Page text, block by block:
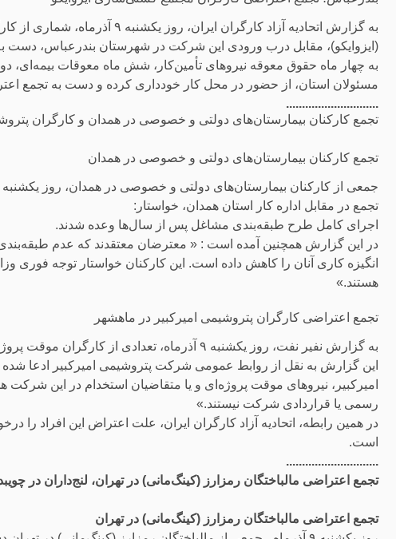
به گزارش اتحادیه آزاد کارگران
(ایزوایکو)، مقابل درب ورودی این شرکت در شهرستان بندرعباس، دست
به چهار ماه حقوق معوقه نیروهای تأمین‌کار، شش ماه معوقات بیمه‌ای،
مسئولان استان، از حضور در محل کار خودداری کرده و دست به تجمع
.............................
تجمع کارکنان بیمارستان‌های دولتی و خصوصی در همدان و کارگران
تجمع کارکنان بیمارستان‌های دولتی و خصوصی در همدان
تجمع در مقابل اداره کار استان همدان، خواستار:
اجرای کامل طرح طبقه‌بندی مشاغل پس از سال‌ها وعده شدند.
در این گزارش همچنین آمده است : « معترضان معتقدند که عدم
انگیزه کاری آنان را کاهش داده است. این کارکنان خواستار توجه
هستند.»
تجمع اعتراضی کارگران پتروشیمی امیرکبیر در ماهشهر
به گزارش نفیر نفت، روز یکشنبه ٩ آذرماە،
این گزارش به نقل از روابط عمومی شرکت پتروشیمی امیرکبیر ادعا
امیرکبیر، نیروهای موقت پروژه‌ای و یا متقاضیان استخدام در این
رسمی یا قراردادی شرکت نیستند.»
در همین رابطه، اتحادیه آزاد کارگران ایران، علت اعتراض این افراد را
است.
.............................
تجمع اعتراضی مالباختگان رمزارز (کینگ‌مانی) در تهران، لنج‌داران در
تجمع اعتراضی مالباختگان رمزارز (کینگ‌مانی) در تهران